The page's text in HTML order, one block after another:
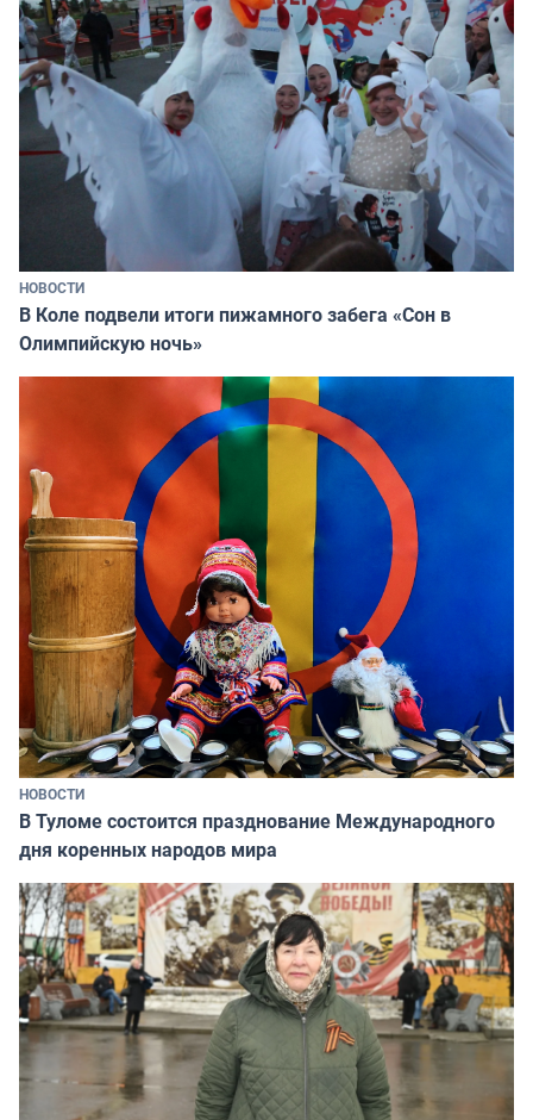
НОВОСТИ
В Коле подвели итоги пижамного забега «Сон в
Олимпийскую ночь»
НОВОСТИ
В Туломе состоится празднование Международного
дня коренных народов мира